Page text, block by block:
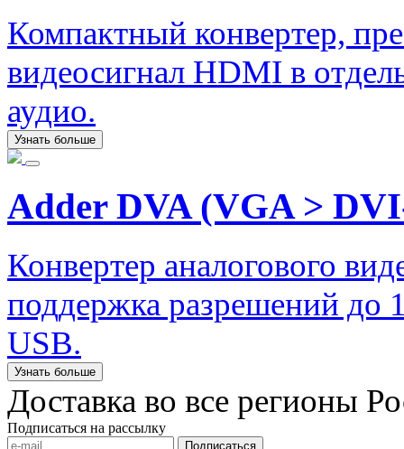
Компактный конвертер,
видеосигнал HDMI в
аудио.
Узнать больше
Adder DVA (VGA >
Конвертер аналогового
поддержка разрешений до
USB.
Узнать больше
Доставка во все регионы
Подписаться на рассылку
Подписаться